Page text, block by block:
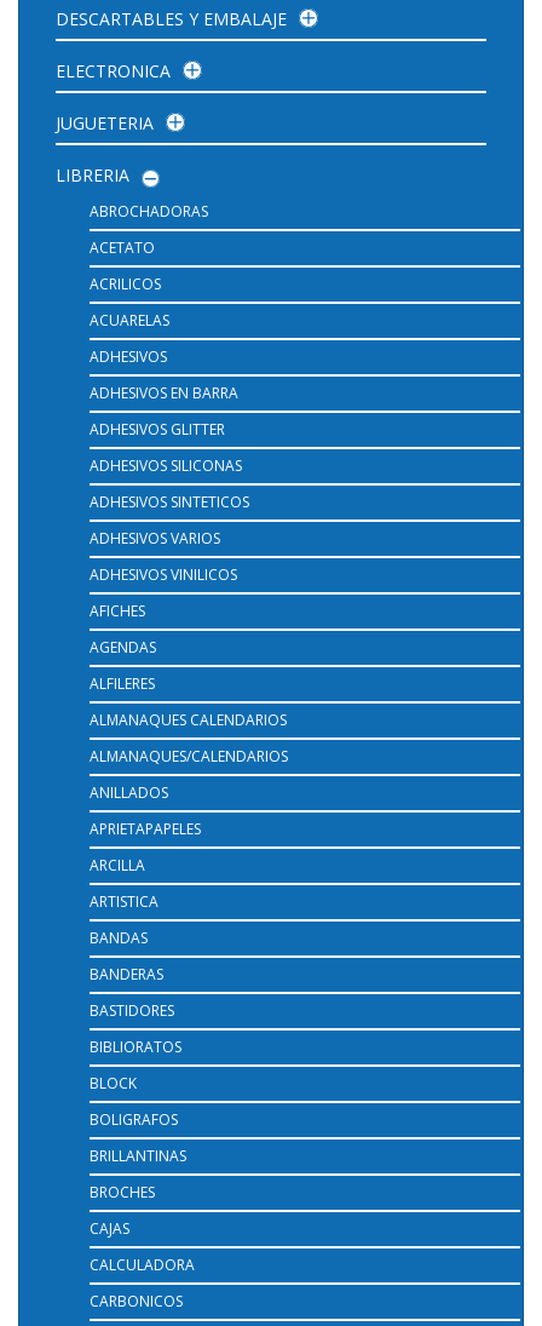
DESCARTABLES Y EMBALAJE
ELECTRONICA
JUGUETERIA
LIBRERIA
ABROCHADORAS
ACETATO
ACRILICOS
ACUARELAS
ADHESIVOS
ADHESIVOS EN BARRA
ADHESIVOS GLITTER
ADHESIVOS SILICONAS
ADHESIVOS SINTETICOS
ADHESIVOS VARIOS
ADHESIVOS VINILICOS
AFICHES
AGENDAS
ALFILERES
ALMANAQUES CALENDARIOS
ALMANAQUES/CALENDARIOS
ANILLADOS
APRIETAPAPELES
ARCILLA
ARTISTICA
BANDAS
BANDERAS
BASTIDORES
BIBLIORATOS
BLOCK
BOLIGRAFOS
BRILLANTINAS
BROCHES
CAJAS
CALCULADORA
CARBONICOS